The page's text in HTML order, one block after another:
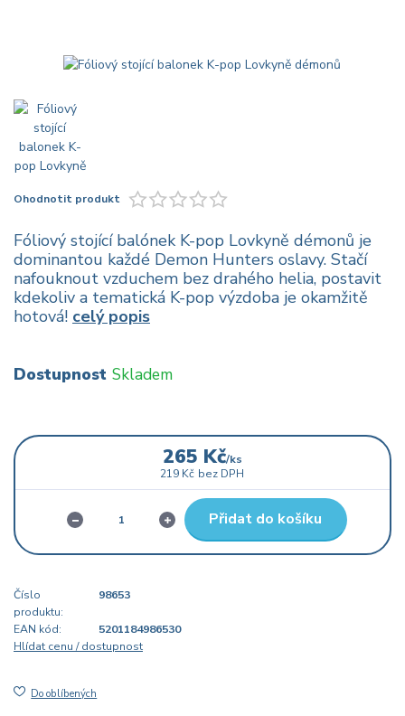
Ohodnotit produkt
Fóliový stojící balónek K-pop Lovkyně démonů je
dominantou každé Demon Hunters oslavy. Stačí
nafouknout vzduchem bez drahého helia, postavit
kdekoliv a tematická K-pop výzdoba je okamžitě
hotová! celý popis
Dostupnost Skladem
265 Kč/ks
219 Kč bez DPH
Přidat do košíku
Číslo
produktu:
98653
EAN kód:
5201184986530
Hlídat cenu / dostupnost
Do oblíbených